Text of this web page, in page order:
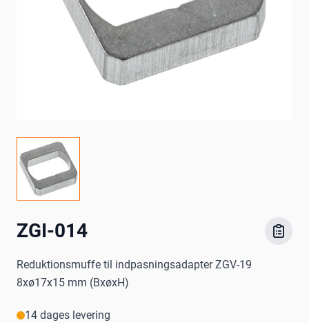
ZGI-014
Reduktionsmuffe til indpasningsadapter ZGV-19
8xø17x15 mm (BxøxH)
14 dages levering